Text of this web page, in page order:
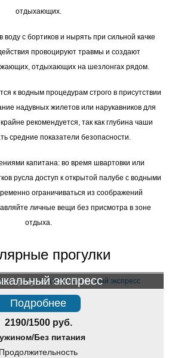
отдыхающих.
с бортиков и нырять при сильной качке
провоцируют травмы и создают
отдыхающих на шезлонгах рядом.
к водным процедурам строго в присутствии
надувных жилетов или нарукавников для
рекомендуется, так как глубина чаши
средние показатели безопасности.
капитана: во время швартовки или
русла доступ к открытой палубе с водными
ограничиваться из соображений
личные вещи без присмотра в зоне
отдыха.
прогулки
прогулка по Москве
экспресс
Подробнее
2190/1500 руб.
Без питания
Продолжительность